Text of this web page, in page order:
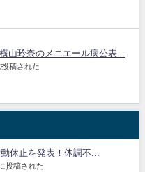
山玲奈のメニエール病公表...
稿された
休止を発表！体調不...
投稿された